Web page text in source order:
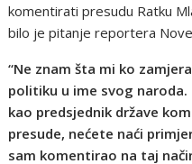
komentirati presudu Ratku
bilo je pitanje reportera
“Ne znam šta mi ko
politiku u ime svog
kao predsjednik države
presude, nećete naći
sam komentirao na taj